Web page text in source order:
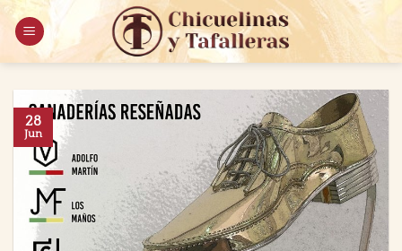
Saltar
contenido
28
Jun